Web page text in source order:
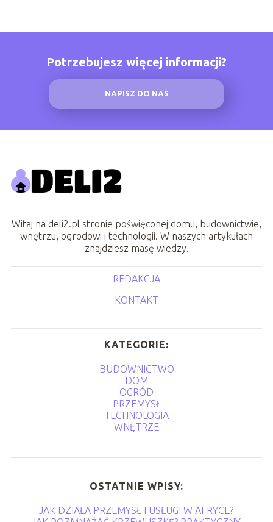
Potrzebujesz więcej informacji?
NAPISZ DO NAS
Witaj na deli2.pl stronie poświęconej domu, budownictwie,
wnętrzu, ogrodowi i technologii. W naszych artykułach
znajdziesz masę wiedzy.
REDAKCJA
KONTAKT
KATEGORIE:
BUDOWNICTWO
DOM
OGRÓD
PRZEMYSŁ
TECHNOLOGIA
WNĘTRZE
OSTATNIE WPISY:
JAK DZIAŁA PRZEMYSŁ I USŁUGI W AFRYCE?